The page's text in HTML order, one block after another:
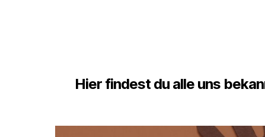
Hier findest du alle uns